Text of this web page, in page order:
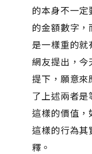
的本身不一
的金額數字
是一樣重的
網友提出，今
提下，願意來
了上述兩者
這樣的價值，
這樣的行為
釋。